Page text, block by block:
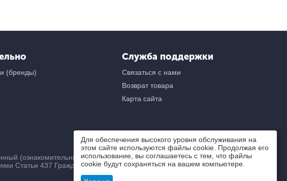
(бренды)
Служба поддержки
Связаться с нами
Возврат товара
Карта сайта
(ознакомительный) характер и ни при
Статьи 437 Гражданского кодекса РФ.
Для обеспечения высокого уровня обслуживания на
этом сайте используются файлы cookie. Продолжая его
использование, вы соглашаетесь с тем, что файлы
cookie будут сохраняться на вашем компьютере.